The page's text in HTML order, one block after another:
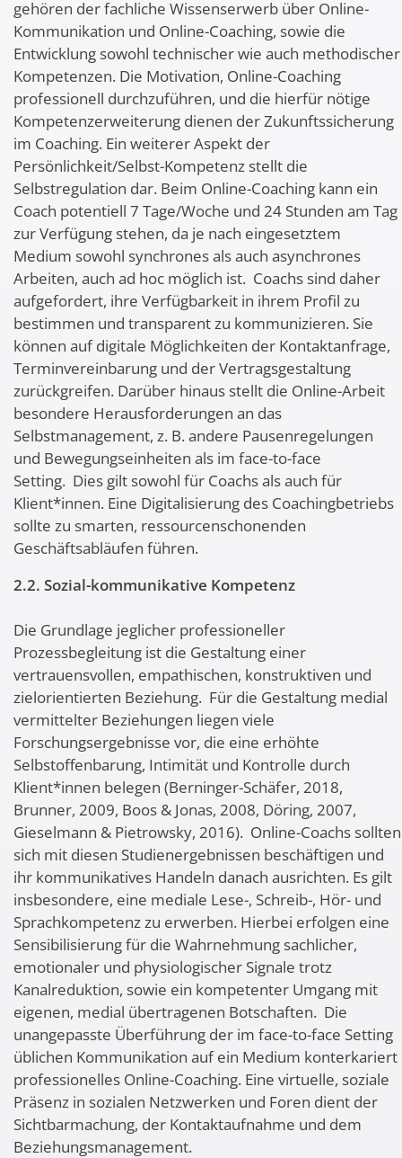
gehören der fachliche Wissenserwerb über Online-
Kommunikation und Online-Coaching, sowie die
Entwicklung sowohl technischer wie auch methodischer
Kompetenzen. Die Motivation, Online-Coaching
professionell durchzuführen, und die hierfür nötige
Kompetenzerweiterung dienen der Zukunftssicherung
im Coaching. Ein weiterer Aspekt der
Persönlichkeit/Selbst-Kompetenz stellt die
Selbstregulation dar. Beim Online-Coaching kann ein
Coach potentiell 7 Tage/Woche und 24 Stunden am Tag
zur Verfügung stehen, da je nach eingesetztem
Medium sowohl synchrones als auch asynchrones
Arbeiten, auch ad hoc möglich ist. Coachs sind daher
aufgefordert, ihre Verfügbarkeit in ihrem Profil zu
bestimmen und transparent zu kommunizieren. Sie
können auf digitale Möglichkeiten der Kontaktanfrage,
Terminvereinbarung und der Vertragsgestaltung
zurückgreifen. Darüber hinaus stellt die Online-Arbeit
besondere Herausforderungen an das
Selbstmanagement, z. B. andere Pausenregelungen
und Bewegungseinheiten als im face-to-face
Setting. Dies gilt sowohl für Coachs als auch für
Klient*innen. Eine Digitalisierung des Coachingbetriebs
sollte zu smarten, ressourcenschonenden
Geschäftsabläufen führen.
2.2. Sozial-kommunikative Kompetenz
Die Grundlage jeglicher professioneller
Prozessbegleitung ist die Gestaltung einer
vertrauensvollen, empathischen, konstruktiven und
zielorientierten Beziehung. Für die Gestaltung medial
vermittelter Beziehungen liegen viele
Forschungsergebnisse vor, die eine erhöhte
Selbstoffenbarung, Intimität und Kontrolle durch
Klient*innen belegen (Berninger-Schäfer, 2018,
Brunner, 2009, Boos & Jonas, 2008, Döring, 2007,
Gieselmann & Pietrowsky, 2016). Online-Coachs sollten
sich mit diesen Studienergebnissen beschäftigen und
ihr kommunikatives Handeln danach ausrichten. Es gilt
insbesondere, eine mediale Lese-, Schreib-, Hör- und
Sprachkompetenz zu erwerben. Hierbei erfolgen eine
Sensibilisierung für die Wahrnehmung sachlicher,
emotionaler und physiologischer Signale trotz
Kanalreduktion, sowie ein kompetenter Umgang mit
eigenen, medial übertragenen Botschaften. Die
unangepasste Überführung der im face-to-face Setting
üblichen Kommunikation auf ein Medium konterkariert
professionelles Online-Coaching. Eine virtuelle, soziale
Präsenz in sozialen Netzwerken und Foren dient der
Sichtbarmachung, der Kontaktaufnahme und dem
Beziehungsmanagement.